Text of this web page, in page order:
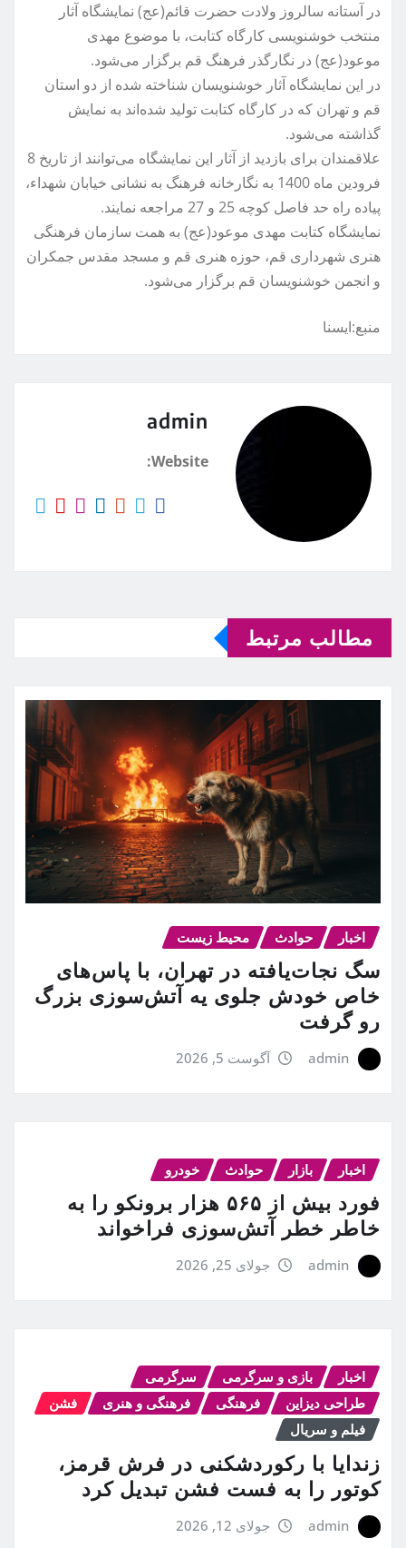
در آستانه سالروز ولادت حضرت قائم(عج) نمایشگاه آثار
منتخب خوشنویسی کارگاه کتابت، با موضوع مهدی
موعود(عج) در نگارگذر فرهنگ قم برگزار می‌‎شود.
در این نمایشگاه آثار خوشنویسان شناخته شده از دو استان
قم و تهران که در کارگاه کتابت تولید شده‌اند به نمایش
گذاشته می‌شود.
علاقمندان برای بازدید از آثار این نمایشگاه می‌توانند از تاریخ 8
فرودین ماه 1400 به نگارخانه فرهنگ به نشانی خیابان شهداء،‌
پیاده راه حد فاصل کوچه 25 و 27 مراجعه نمایند.
نمایشگاه کتابت مهدی موعود(عج) به همت سازمان فرهنگی
هنری شهرداری قم، حوزه هنری قم و مسجد مقدس جمکران
و انجمن خوشنویسان قم برگزار می‌شود.
منبع:ایسنا
admin
Website:
مطالب مرتبط
اخبار حوادث محیط زیست
سگ نجات‌یافته در تهران، با پاس‌های
خاص خودش جلوی یه آتش‌سوزی بزرگ
رو گرفت
admin آگوست 5, 2026
اخبار بازار حوادث خودرو
فورد بیش از ۵۶۵ هزار برونکو را به
خاطر خطر آتش‌سوزی فراخواند
admin جولای 25, 2026
اخبار بازی و سرگرمی
سرگرمی
طراحی دیزاین
فرهنگی فرهنگی و هنری
فشن
فیلم و سریال
زندایا با رکوردشکنی در فرش قرمز،
کوتور را به فست فشن تبدیل کرد
admin جولای 12, 2026